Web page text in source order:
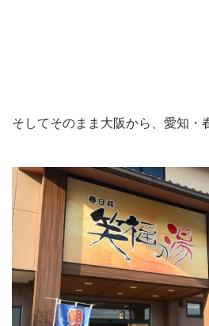
そしてそのまま大阪から、愛知・